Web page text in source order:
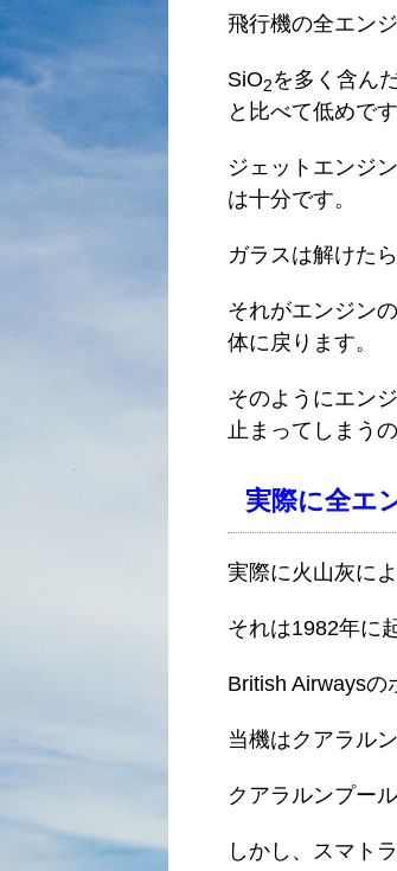
飛行機の全エン
SiO2 を多く含ん
と比べて低めです
ジェットエンジ
は十分です。
ガラスは解けた
それがエンジン
体に戻ります。
そのようにエン
止まってしまうの
実際に全エ
実際に火山灰に
それは1982年に
British Airwaysの
当機はクアラル
クアラルンプー
しかし、スマト